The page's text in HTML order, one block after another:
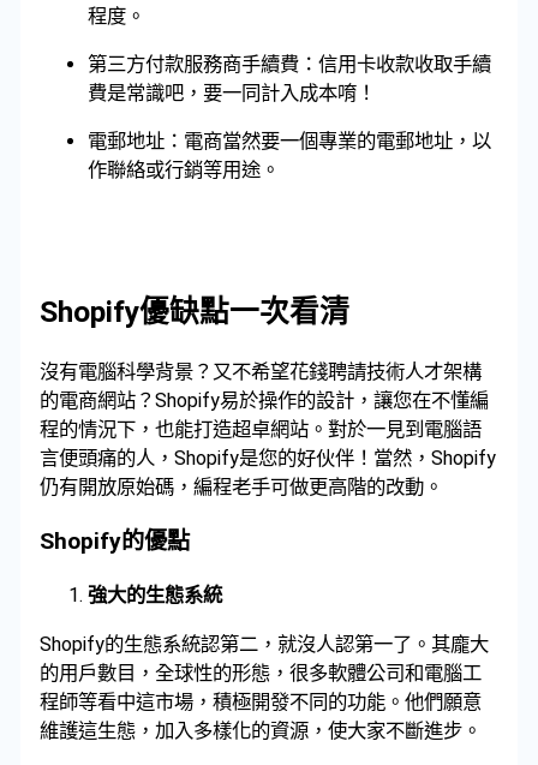
程度。
第三方付款服務商手續費：信用卡收款收取手續
費是常識吧，要一同計入成本唷！
電郵地址：電商當然要一個專業的電郵地址，以
作聯絡或行銷等用途。
Shopify優缺點一次看清
沒有電腦科學背景？又不希望花錢聘請技術人才架構
的電商網站？Shopify易於操作的設計，讓您在不懂編
程的情況下，也能打造超卓網站。對於一見到電腦語
言便頭痛的人，Shopify是您的好伙伴！當然，Shopify
仍有開放原始碼，編程老手可做更高階的改動。
Shopify的優點
強大的生態系統
Shopify的生態系統認第二，就沒人認第一了。其龐大
的用戶數目，全球性的形態，很多軟體公司和電腦工
程師等看中這市場，積極開發不同的功能。他們願意
維護這生態，加入多樣化的資源，使大家不斷進步。